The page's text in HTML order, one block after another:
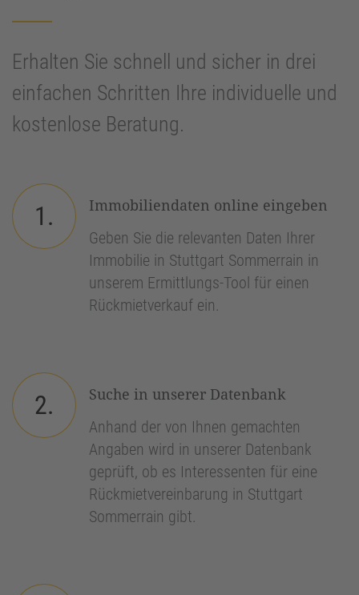
Erhalten Sie schnell und sicher in drei
einfachen Schritten Ihre individuelle und
kostenlose Beratung.
1.
Immobiliendaten online eingeben
Geben Sie die relevanten Daten Ihrer
Immobilie in Stuttgart Sommerrain in
unserem Ermittlungs-Tool für einen
Rückmietverkauf ein.
2.
Suche in unserer Datenbank
Anhand der von Ihnen gemachten
Angaben wird in unserer Datenbank
geprüft, ob es Interessenten für eine
Rückmietvereinbarung in Stuttgart
Sommerrain gibt.